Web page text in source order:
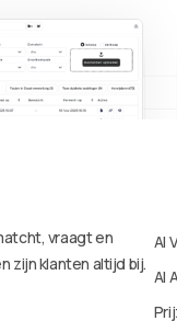
vraagt en
zijn klanten altijd bij.
AI
AI